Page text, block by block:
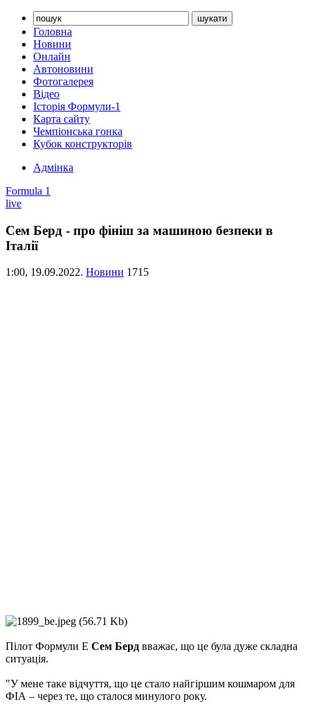
Головна
Новини
Онлайн
Автоновини
Фотогалерея
Відео
Історія Формули-1
Карта сайту
Чемпіонська гонка
Кубок конструкторів
Адмінка
Formula 1
live
Сем Берд - про фініш за машиною безпеки в
Італії
1:00, 19.09.2022. Новини 1715
Пілот Формули Е Сем Берд вважає, що це була дуже складна
ситуація.
"У мене таке відчуття, що це стало найгіршим кошмаром для
ФІА – через те, що сталося минулого року.